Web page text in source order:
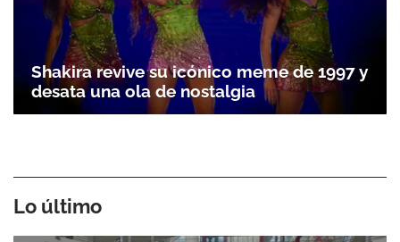
Shakira revive su icónico meme de 1997 y
desata una ola de nostalgia
Lo último